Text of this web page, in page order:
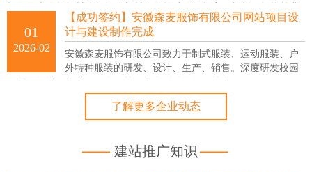
标精密钣金件定制加工，产品包括通讯机箱、新能源储能机柜、智能
家居配件等。
01
2026-02
【成功签约】安徽森麦服饰有限公司网站项目设
计与建设制作完成
安徽森麦服饰有限公司致力于制式服装、运动服装、户
外特种服装的研发、设计、生产、销售。深度研发校园
了解更多企业动态
建站推广知识